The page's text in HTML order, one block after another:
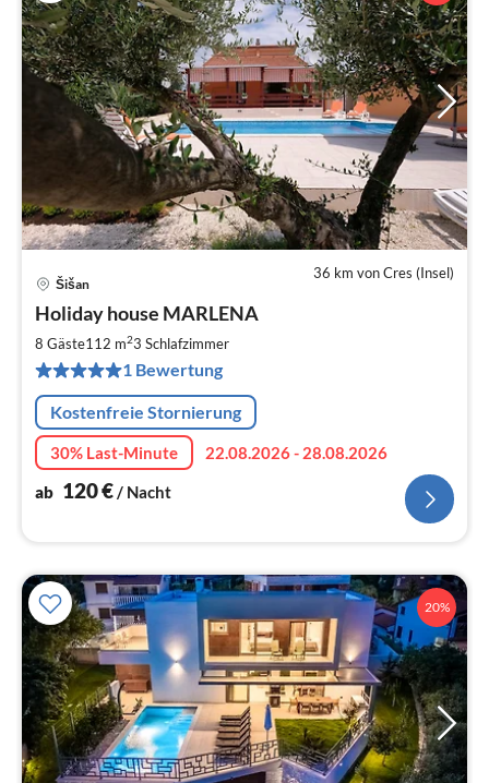
36 km von Cres (Insel)
Šišan
Holiday house MARLENA
8 Gäste112 m23 Schlafzimmer
1 Bewertung
Kostenfreie Stornierung
30% Last-Minute
22.08.2026 - 28.08.2026
ab 120€/ Nacht
20%